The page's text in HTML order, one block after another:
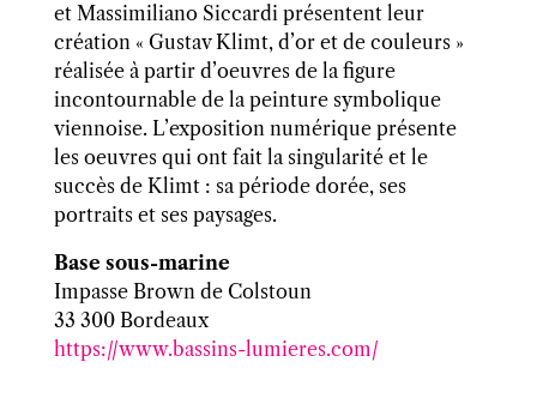
et Massimiliano Siccardi présentent leur
création « Gustav Klimt, d’or et de couleurs »
réalisée à partir d’oeuvres de la figure
incontournable de la peinture symbolique
viennoise. L’exposition numérique présente
les oeuvres qui ont fait la singularité et le
succès de Klimt : sa période dorée, ses
portraits et ses paysages.
Base sous-marine
Impasse Brown de Colstoun
33 300 Bordeaux
https://www.bassins-lumieres.com/